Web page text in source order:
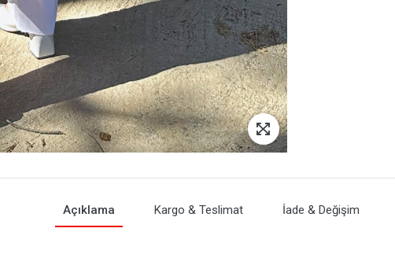
Açıklama Kargo & Teslimat İade & Değişim